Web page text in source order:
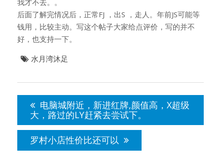
我才不去。。
后面了解完情况后，正常FJ ，出S ，走人。年前JS可能等
钱用，比较主动。写这个帖子大家给点评价，写的并不
好，也支持一下。
水月湾沐足
航
电脑城附近，新进红牌,颜值高，X超级
大，路过的LY赶紧去尝试下。
罗村小店性价比还可以